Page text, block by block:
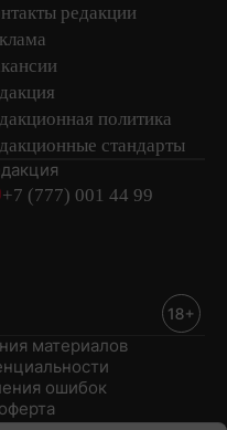
редакции
политика
стандарты
+7 (777) 001 44 99
ошибок
материалов